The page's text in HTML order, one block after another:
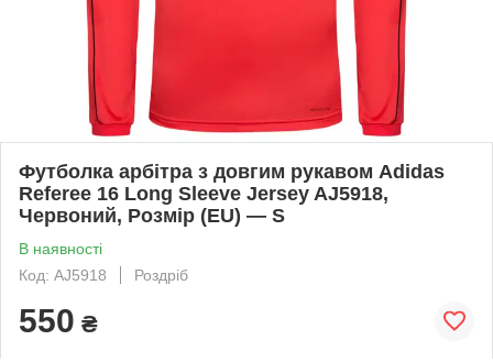
Футболка арбітра з довгим рукавом Adidas
Referee 16 Long Sleeve Jersey AJ5918,
Червоний, Розмір (EU) — S
В наявності
Код: AJ5918
Роздріб
550 ₴